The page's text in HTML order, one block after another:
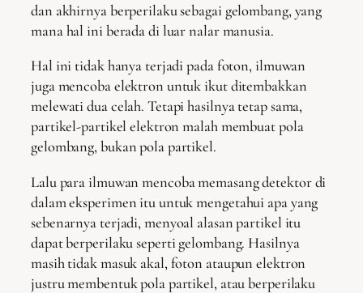
dan akhirnya berperilaku sebagai gelombang, yang
mana hal ini berada di luar nalar manusia.
Hal ini tidak hanya terjadi pada foton, ilmuwan
juga mencoba elektron untuk ikut ditembakkan
melewati dua celah. Tetapi hasilnya tetap sama,
partikel-partikel elektron malah membuat pola
gelombang, bukan pola partikel.
Lalu para ilmuwan mencoba memasang detektor di
dalam eksperimen itu untuk mengetahui apa yang
sebenarnya terjadi, menyoal alasan partikel itu
dapat berperilaku seperti gelombang. Hasilnya
masih tidak masuk akal, foton ataupun elektron
justru membentuk pola partikel, atau berperilaku